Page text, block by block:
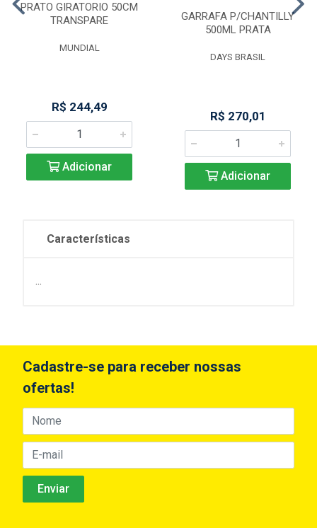
PRATO GIRATORIO 50CM
TRANSPARE
MUNDIAL
R$ 244,49
Adicionar
GARRAFA P/CHANTILLY
500ML PRATA
DAYS BRASIL
R$ 270,01
Adicionar
Características
...
Cadastre-se para receber nossas
ofertas!